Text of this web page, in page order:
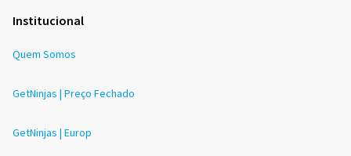
Institucional
Quem Somos
GetNinjas | Preço Fechado
GetNinjas | Europ